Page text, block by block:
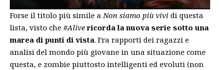
Forse il titolo più simile aNon siamo più vivi di questa
lista, visto che #Alive ricorda la nuova serie sotto una
marea di punti di vista. Fra rapporti dei ragazzi e
analisi del mondo più giovane in una situazione come
questa, e zombie piuttosto intelligenti ed evoluti (non